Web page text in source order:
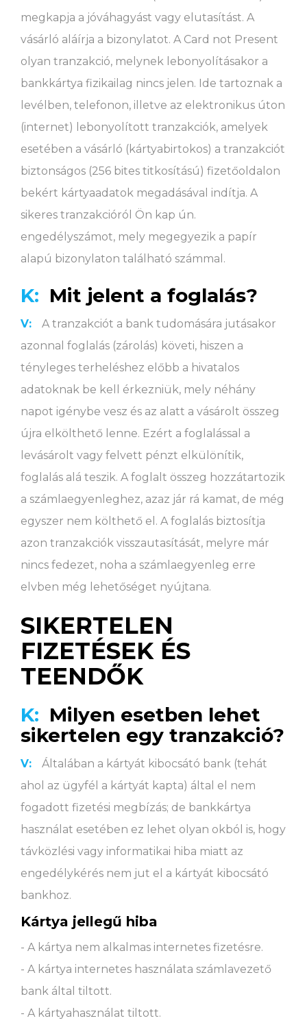
megkapja a jóváhagyást vagy elutasítást. A
vásárló aláírja a bizonylatot. A Card not Present
olyan tranzakció, melynek lebonyolításakor a
bankkártya fizikailag nincs jelen. Ide tartoznak a
levélben, telefonon, illetve az elektronikus úton
(internet) lebonyolított tranzakciók, amelyek
esetében a vásárló (kártyabirtokos) a tranzakciót
biztonságos (256 bites titkosítású) fizetőoldalon
bekért kártyaadatok megadásával indítja. A
sikeres tranzakcióról Ön kap ún.
engedélyszámot, mely megegyezik a papír
alapú bizonylaton található számmal.
K: Mit jelent a foglalás?
V:
A tranzakciót a bank tudomására jutásakor
azonnal foglalás (zárolás) követi, hiszen a
tényleges terheléshez előbb a hivatalos
adatoknak be kell érkezniük, mely néhány
napot igénybe vesz és az alatt a vásárolt összeg
újra elkölthető lenne. Ezért a foglalással a
levásárolt vagy felvett pénzt elkülönítik,
foglalás alá teszik. A foglalt összeg hozzátartozik
a számlaegyenleghez, azaz jár rá kamat, de még
egyszer nem költhető el. A foglalás biztosítja
azon tranzakciók visszautasítását, melyre már
nincs fedezet, noha a számlaegyenleg erre
elvben még lehetőséget nyújtana.
SIKERTELEN
FIZETÉSEK ÉS
TEENDŐK
K: Milyen esetben lehet
sikertelen egy tranzakció?
V:
Általában a kártyát kibocsátó bank (tehát
ahol az ügyfél a kártyát kapta) által el nem
fogadott fizetési megbízás; de bankkártya
használat esetében ez lehet olyan okból is, hogy
távközlési vagy informatikai hiba miatt az
engedélykérés nem jut el a kártyát kibocsátó
bankhoz.
Kártya jellegű hiba
- A kártya nem alkalmas internetes fizetésre.
- A kártya internetes használata számlavezető
bank által tiltott.
- A kártyahasználat tiltott.